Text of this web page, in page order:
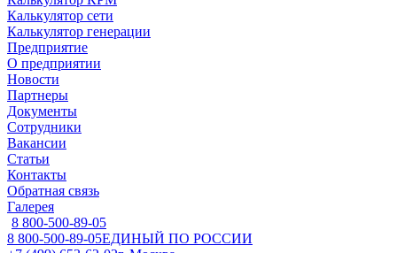
Калькулятор сети
Калькулятор генерации
Предприятие
О предприятии
Новости
Партнеры
Документы
Сотрудники
Вакансии
Статьи
Контакты
Обратная связь
Галерея
8 800-500-89-05
8 800-500-89-05ЕДИНЫЙ ПО РОССИИ